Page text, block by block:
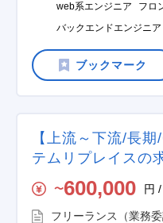
web系エンジニア
フロ
バックエンドエンジニア
【上流～下流/長
テムリプレイスの
〜600,000 円 /
フリーランス（業務委